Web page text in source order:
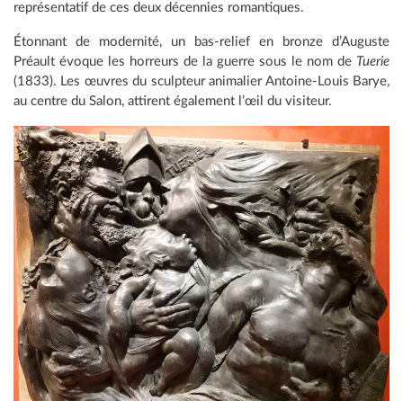
représentatif de ces deux décennies romantiques.
Étonnant de modernité, un bas-relief en bronze d’Auguste
Préault évoque les horreurs de la guerre sous le nom de Tuerie
(1833). Les œuvres du sculpteur animalier Antoine-Louis Barye,
au centre du Salon, attirent également l’œil du visiteur.